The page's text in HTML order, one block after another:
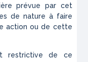
prévue par cet
de nature à faire
action ou de cette
restrictive de ce